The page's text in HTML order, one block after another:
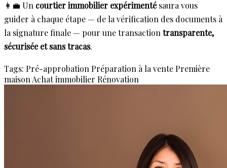
👩‍💼 Un courtier immobilier expérimentésaura vous
guider à chaque étape — de la vérification des documents à
la signature finale — pour une transaction transparente,
sécurisée et sans tracas.
Tags: Pré-approbation Préparation à la vente Première
maison Achat immobilier Rénovation